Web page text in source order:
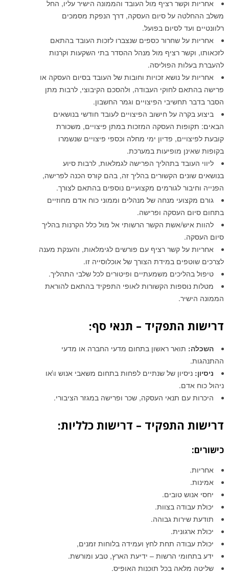
אחריות וקשר רציף מול העובד והממונה הישיר עליו, החל
משלב ההחלטה על סיום העסקה, דרך הנפקת מסמכים
רלוונטיים ועד לסיום בפועל.
אחריות על שחרור כספים שנצברו לזכות העובד בהתאם
לזכאותו, וקשר רציף מול מנהל ההסדר בתי השקעות וקרנות
להעברת בעלות הפוליסה.
אחריות על נושא זכויות וחובות של העובד בסיום העסקה או
פרישה בהתאם לחוקי העבודה, ולהסכם הקיבוצי, לרבות מתן
הסבר בדבר תחשיבי הפיצויים וגמר החשבון.
ביצוע בקרה על חישוב הפיצויים לעובד חודשי בנושאים
הבאים: תקופות העסקה המזכות במתן פיצויים, משכורת
קובעת לפיצויים, פדיון ימי מחלה וכספי פיצויים שנשמרו
בקופות שאינן מופיעות במערכת.
ליווי העובד בתהליך הפרישה לגמלאות, לרבות סיוע
בנושאים שונים הקשורים בהליך זה, בהם קורס הכנה לפרישה,
הפנייה וחיבור לגורמים מקצועיים נוספים בהתאם לצורך.
גורם מקצועי מנחה של מנהלים וממוני כוח אדם מחוזיים
בתחום סיום העסקה ופרישה.
להוות איש/אשת הקשר הרשותי אל מול כלל הקרנות בהליך
סיום העסקה.
אחריות על קשר רציף עם פורשים לגימלאות, והענקת מענה
לצרכים שוטפים במידת הצורך של אוכלוסייה זו.
טיפול בהליכים משמעתיים ופיטורים לכל שלבי התהליך.
מטלות נוספות הקשורות לאופי התפקיד בהתאם להוראת
הממונה הישיר.
דרישות התפקיד – תנאי סף:
השכלה: תואר ראשון בתחום מדעי החברה או מדעי
ההתנהגות.
ניסיון: ניסיון של שנתיים לפחות בתחום משאבי אנוש ו\או
ניהול כוח אדם.
היכרות עם תנאי העסקה, שכר ופרישה במגזר הציבורי.
דרישות התפקיד – דרישות כלליות:
כישורים:
אחריות.
אמינות.
יחסי אנוש טובים.
יכולת עבודה בצוות.
תודעת שירות גבוהה.
יכולת ארגונית.
יכולת עבודה תחת לחץ ועמידה בלוחות זמנים,
ידע בתחומי הרשות – ידיעת הארץ, טבע ומורשת.
שליטה מלאה בכל תוכנות האופיס.